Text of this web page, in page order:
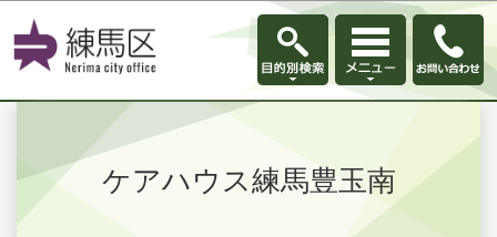
このページの本文へ移動
ケアハウス練馬豊玉南